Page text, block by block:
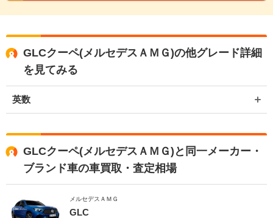
GLCクーペ(メルセデスＡＭＧ)の他グレード詳細
を見てみる
英数
GLCクーペ(メルセデスＡＭＧ)と同一メーカー・
ブランド車の車買取・査定相場
メルセデスＡＭＧ
GLC